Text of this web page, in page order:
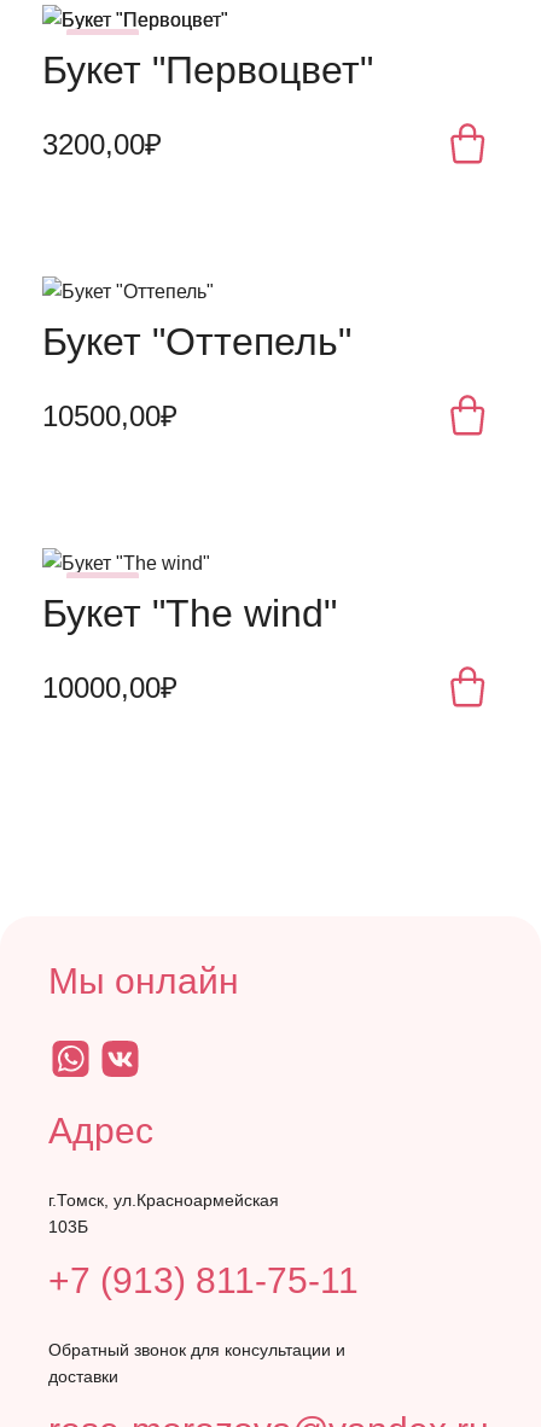
Букет "Первоцвет"
3200,00₽
Букет "Оттепель"
10500,00₽
Букет "The wind"
10000,00₽
Мы онлайн
Адрес
г.Томск, ул.Красноармейская
103Б
+7 (913) 811-75-11
Обратный звонок для консультации и
доставки